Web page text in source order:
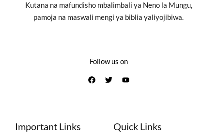
Kutana na mafundisho mbalimbali ya Neno la Mungu,
pamoja na maswali mengi ya biblia yaliyojibiwa.
Follow us on
Important Links Quick Links